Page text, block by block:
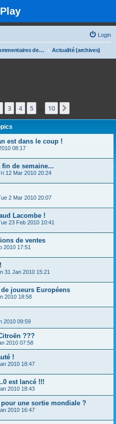
Login
Commentaires de news Actualité (archives)
10
3 4 5 10
est dans le coup !
08:17
de semaine...
12 Mar 2010 20:24
2 Mar 2010 20:07
Lacombe !
23 Feb 2010 10:41
de ventes
2010 17:51
31 Jan 2010 15:21
joueurs Européens
2010 18:58
2010 09:59
???
2010 07:58
!
2010 18:47
est lancé !!!
2010 18:43
une sortie mondiale ?
2010 16:47